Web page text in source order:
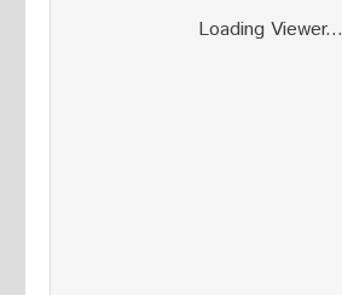
Loading Viewer...